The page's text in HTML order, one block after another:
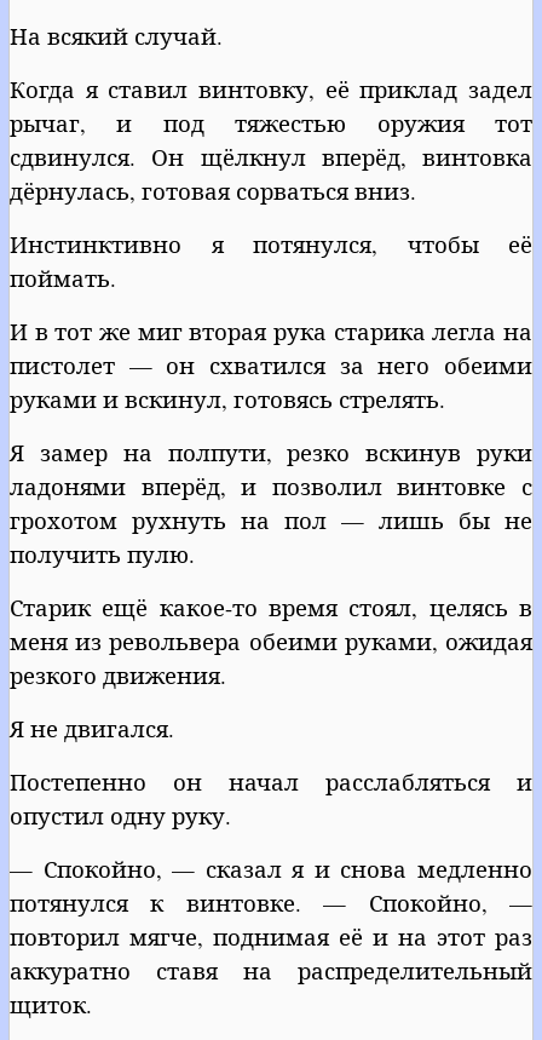
На всякий случай.
Когда я ставил винтовку, её приклад задел
рычаг, и под тяжестью оружия тот
сдвинулся. Он щёлкнул вперёд, винтовка
дёрнулась, готовая сорваться вниз.
Инстинктивно я потянулся, чтобы её
поймать.
И в тот же миг вторая рука старика легла на
пистолет — он схватился за него обеими
руками и вскинул, готовясь стрелять.
Я замер на полпути, резко вскинув руки
ладонями вперёд, и позволил винтовке с
грохотом рухнуть на пол — лишь бы не
получить пулю.
Старик ещё какое-то время стоял, целясь в
меня из револьвера обеими руками, ожидая
резкого движения.
Я не двигался.
Постепенно он начал расслабляться и
опустил одну руку.
— Спокойно, — сказал я и снова медленно
потянулся к винтовке. — Спокойно, —
повторил мягче, поднимая её и на этот раз
аккуратно ставя на распределительный
щиток.